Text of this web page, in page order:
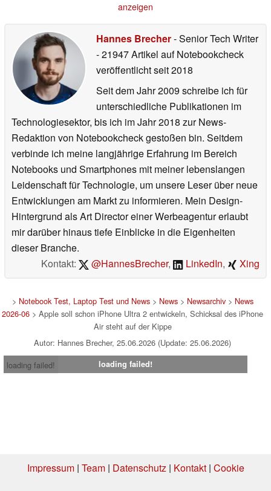
anzeigen
Hannes Brecher- Senior Tech Writer
- 21947 Artikel auf Notebookcheck
veröffentlichtseit 2018
Seit dem Jahr 2009 schreibe ich für
unterschiedliche Publikationen im
Technologiesektor, bis ich im Jahr 2018 zur News-
Redaktion von Notebookcheck gestoßen bin. Seitdem
verbinde ich meine langjährige Erfahrung im Bereich
Notebooks und Smartphones mit meiner lebenslangen
Leidenschaft für Technologie, um unsere Leser über neue
Entwicklungen am Markt zu informieren. Mein Design-
Hintergrund als Art Director einer Werbeagentur erlaubt
mir darüber hinaus tiefe Einblicke in die Eigenheiten
dieser Branche.
Kontakt:
@HannesBrecher, LinkedIn, Xing
> Notebook Test, Laptop Test und News> News> Newsarchiv> News
2026-06 > Apple soll schon iPhone Ultra 2 entwickeln, Schicksal des iPhone
Air steht auf der Kippe
Autor: Hannes Brecher, 25.06.2026 (Update: 25.06.2026)
loading failed!
loading failed!
Impressum| Team| Datenschutz| Kontakt| Cookie